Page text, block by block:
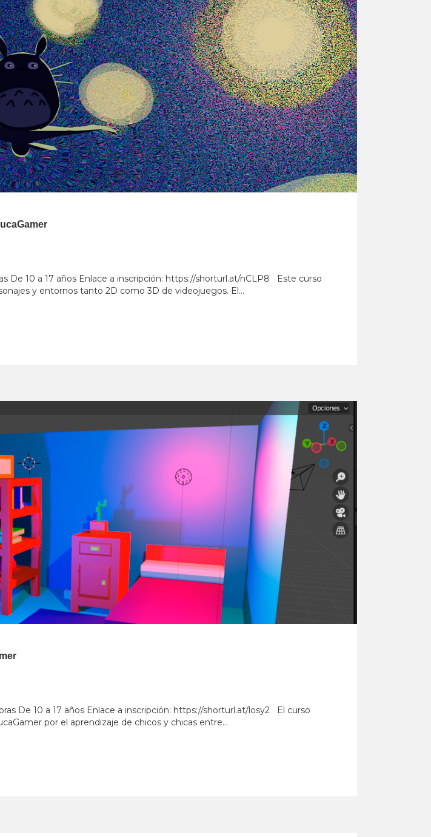
De 10 a 17 años Enlace a inscripción: https://shorturl.at/nCLP8 Este curso
y entornos tanto 2D como 3D de videojuegos. El...
De 10 a 17 años Enlace a inscripción: https://shorturl.at/losy2 El curso
por el aprendizaje de chicos y chicas entre...